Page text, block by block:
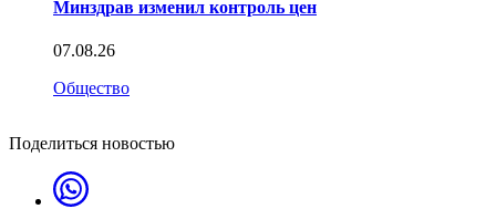
Минздрав изменил контроль цен
07.08.26
Общество
Поделиться новостью